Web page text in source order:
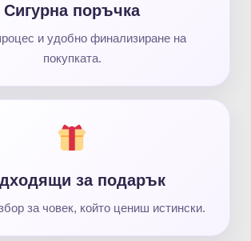
Сигурна поръчка
и удобно финализиране на
покупката.
за подарък
за човек, който цениш истински.